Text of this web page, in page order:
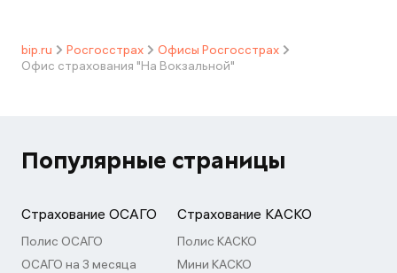
bip.ru Росгосстрах
Офисы Росгосстрах
Офис страхования "На Вокзальной"
Популярные страницы
Страхование ОСАГО
Полис ОСАГО
ОСАГО на 3 месяца
Страхование КАСКО
Полис КАСКО
Мини КАСКО